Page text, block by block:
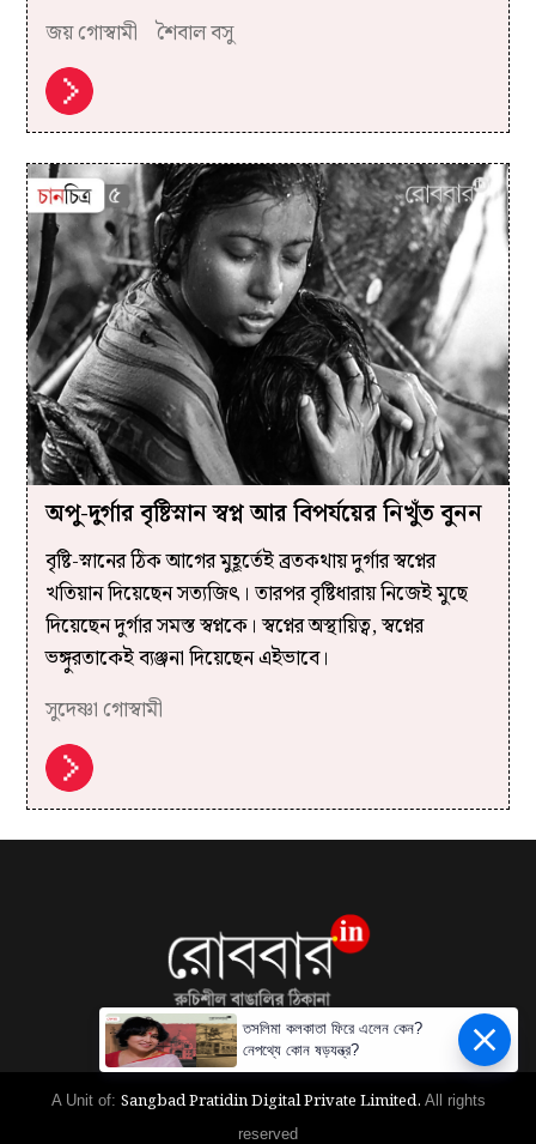
জয় গোস্বামী শৈবাল বসু
অপু-দুর্গার বৃষ্টিস্নান স্বপ্ন আর বিপর্যয়ের নিখুঁত বুনন
বৃষ্টি-স্নানের ঠিক আগের মুহূর্তেই ব্রতকথায় দুর্গার স্বপ্নের
খতিয়ান দিয়েছেন সত্যজিৎ। তারপর বৃষ্টিধারায় নিজেই মুছে
দিয়েছেন দুর্গার সমস্ত স্বপ্নকে। স্বপ্নের অস্থায়িত্ব, স্বপ্নের
ভঙ্গুরতাকেই ব্যঞ্জনা দিয়েছেন এইভাবে।
সুদেষ্ণা গোস্বামী
A Unit of: Sangbad Pratidin Digital Private Limited. All rights
reserved
তসলিমা কলকাতা ফিরে এলেন কেন?
নেপথ্যে কোন ষড়যন্ত্র?